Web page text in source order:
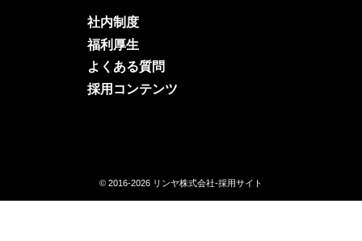
社内制度
福利厚生
よくある質問
採用コンテンツ
© 2016-2026 リンヤ株式会社-採用サイト